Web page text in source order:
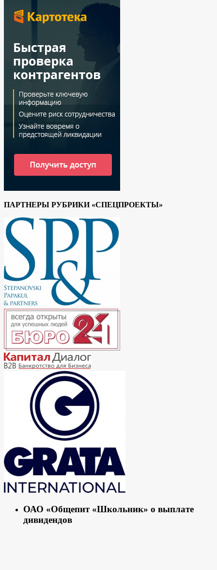
ПАРТНЕРЫ РУБРИКИ «СПЕЦПРОЕКТЫ»
ОАО «Общепит «Школьник» о выплате
дивидендов